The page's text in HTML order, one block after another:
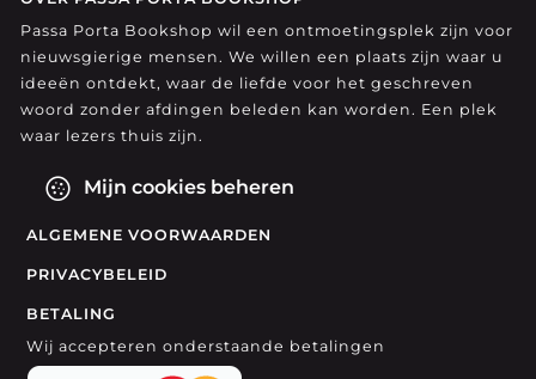
Passa Porta Bookshop wil een ontmoetingsplek zijn voor
nieuwsgierige mensen. We willen een plaats zijn waar u
ideeën ontdekt, waar de liefde voor het geschreven
woord zonder afdingen beleden kan worden. Een plek
waar lezers thuis zijn.
Mijn cookies beheren
ALGEMENE VOORWAARDEN
PRIVACYBELEID
BETALING
Wij accepteren onderstaande betalingen